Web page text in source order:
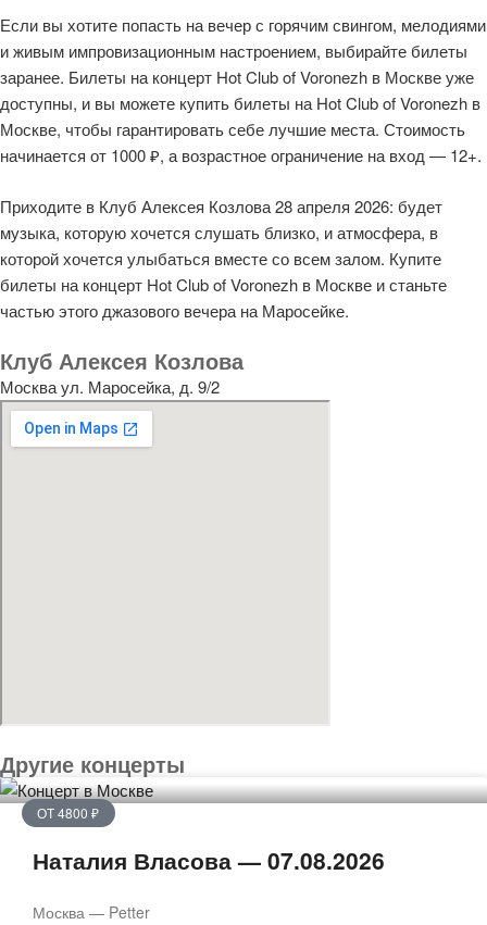
Если вы хотите попасть на вечер с горячим свингом, мелодиями
и живым импровизационным настроением, выбирайте билеты
заранее. Билеты на концерт Hot Club of Voronezh в Москве уже
доступны, и вы можете купить билеты на Hot Club of Voronezh в
Москве, чтобы гарантировать себе лучшие места. Стоимость
начинается от 1000 ₽, а возрастное ограничение на вход — 12+.
Приходите в Клуб Алексея Козлова 28 апреля 2026: будет
музыка, которую хочется слушать близко, и атмосфера, в
которой хочется улыбаться вместе со всем залом. Купите
билеты на концерт Hot Club of Voronezh в Москве и станьте
частью этого джазового вечера на Маросейке.
Клуб Алексея Козлова
Москва ул. Маросейка, д. 9/2
Другие концерты
ОТ 4800 ₽
Наталия Власова — 07.08.2026
Москва — Petter